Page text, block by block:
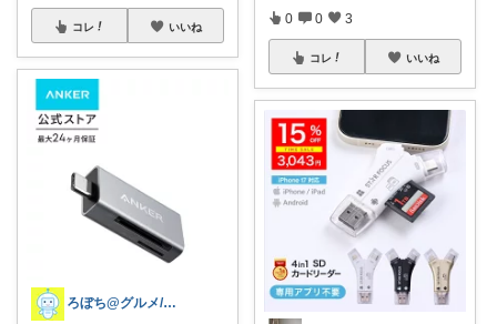
コレ いいね
ろぼち@グルメ/キッチン雑貨
0 0 3
コレ いいね